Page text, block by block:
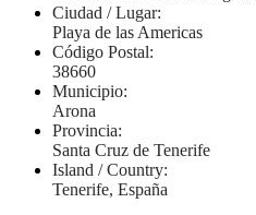
Ciudad / Lugar:
Playa de las Americas
Código Postal:
38660
Municipio:
Arona
Provincia:
Santa Cruz de Tenerife
Island / Country:
Tenerife, España